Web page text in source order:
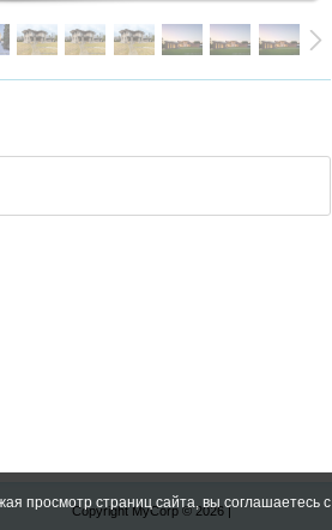
Copyright MyCorp © 2026|
просмотр страниц сайта, вы соглашаетесь с